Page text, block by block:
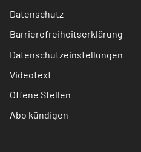
Datenschutz
Barrierefreiheitserklärung
Datenschutzeinstellungen
Videotext
Offene Stellen
Abo kündigen